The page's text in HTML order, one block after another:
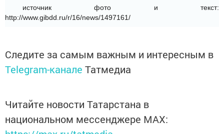
источник фото и текст:
http://www.gibdd.ru/r/16/news/1497161/
Следите за самым важным и интересным в
Telegram-канале Татмедиа
Читайте новости Татарстана в
национальном мессенджере MАХ: